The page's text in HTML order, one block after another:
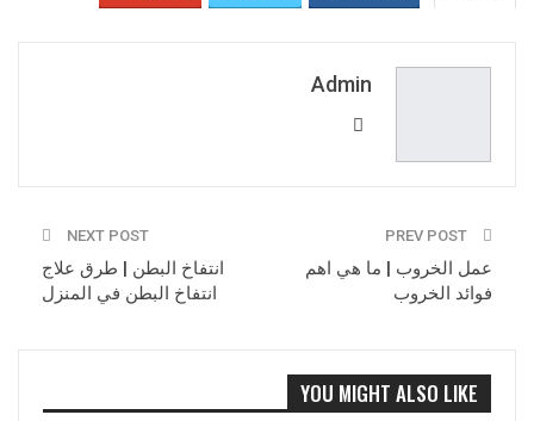
Email
Admin
عمل الخروب | ما هي اهم
فوائد الخروب
NEXT POST
انتفاخ البطن | طرق علاج
انتفاخ البطن في المنزل
YOU MIGHT ALSO LIKE